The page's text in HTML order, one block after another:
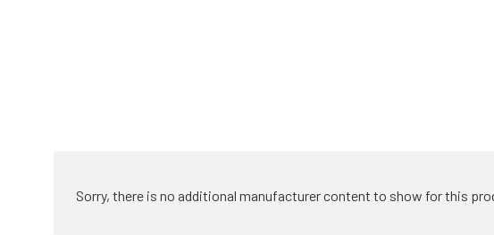
Sorry, there is no additional manufacturer content to show for this